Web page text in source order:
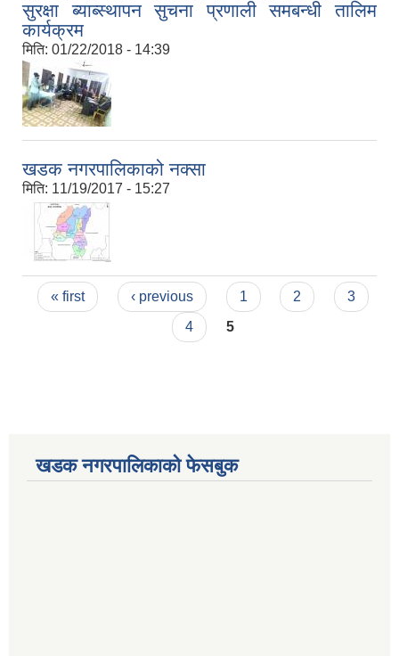
सुरक्षा ब्याब्स्थापन सुचना प्रणाली समबन्धी तालिम
कार्यक्रम
मिति: 01/22/2018 - 14:39
खडक नगरपालिकाको नक्सा
मिति: 11/19/2017 - 15:27
Pages
« first ‹ previous 1 2
3
4
5
खडक नगरपालिकाको फेसबुक